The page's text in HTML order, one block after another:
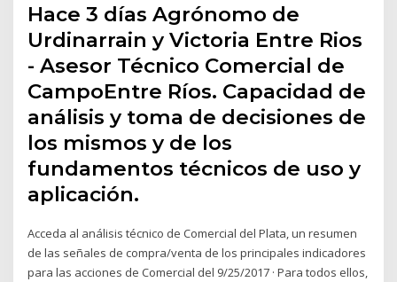
Hace 3 días Agrónomo de
Urdinarrain y Victoria Entre Rios
- Asesor Técnico Comercial de
CampoEntre Ríos. Capacidad de
análisis y toma de decisiones de
los mismos y de los
fundamentos técnicos de uso y
aplicación.
Acceda al análisis técnico de Comercial del Plata, un resumen
de las señales de compra/venta de los principales indicadores
para las acciones de Comercial del 9/25/2017 · Para todos ellos,